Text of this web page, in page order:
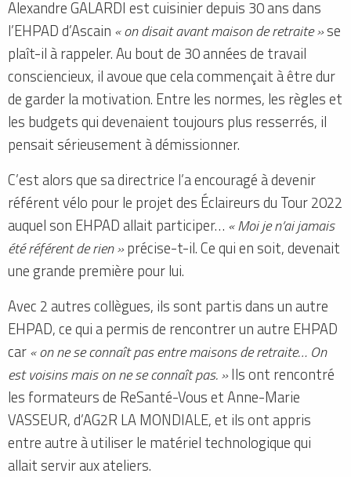
Alexandre GALARDI est cuisinier depuis 30 ans dans
l’EHPAD d’Ascain « on disait avant maison de retraite »se
plaît-il à rappeler. Au bout de 30 années de travail
consciencieux, il avoue que cela commençait à être dur
de garder la motivation. Entre les normes, les règles et
les budgets qui devenaient toujours plus resserrés, il
pensait sérieusement à démissionner.
C’est alors que sa directrice l’a encouragé à devenir
référent vélo pour le projet des Éclaireurs du Tour 2022
auquel son EHPAD allait participer… « Moi je n’ai jamais
été référent de rien »précise-t-il. Ce qui en soit, devenait
une grande première pour lui.
Avec 2 autres collègues, ils sont partis dans un autre
EHPAD, ce qui a permis de rencontrer un autre EHPAD
car« on ne se connaît pas entre maisons de retraite… On
est voisins mais on ne se connaît pas. »Ils ont rencontré
les formateurs de ReSanté-Vous et Anne-Marie
VASSEUR, d’AG2R LA MONDIALE, et ils ont appris
entre autre à utiliser le matériel technologique qui
allait servir aux ateliers.